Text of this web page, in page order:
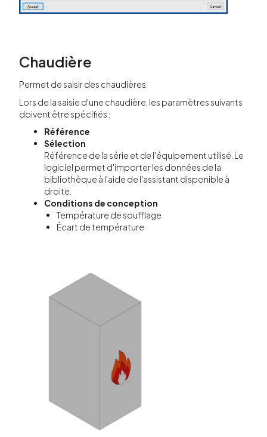
Chaudière
Permet de saisir des chaudières.
Lors de la saisie d'une chaudière, les paramètres suivants
doivent être spécifiés :
Référence
Sélection
Référence de la série et de l'équipement utilisé. Le
logiciel permet d'importer les données de la
bibliothèque à l'aide de l'assistant disponible à
droite.
Conditions de conception
Température de soufflage
Écart de température